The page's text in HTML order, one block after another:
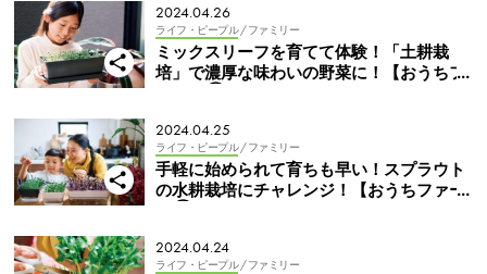
2024.04.26
ライフ・ピープル / ファミリー
ミックスリーフを育てて体験！「土耕栽
培」で濃厚な味わいの野菜に！【おうちフ
2024.04.25
ライフ・ピープル / ファミリー
手軽に始められて育ちも早い！スプラウト
の水耕栽培にチャレンジ！【おうちファー
2024.04.24
ライフ・ピープル / ファミリー